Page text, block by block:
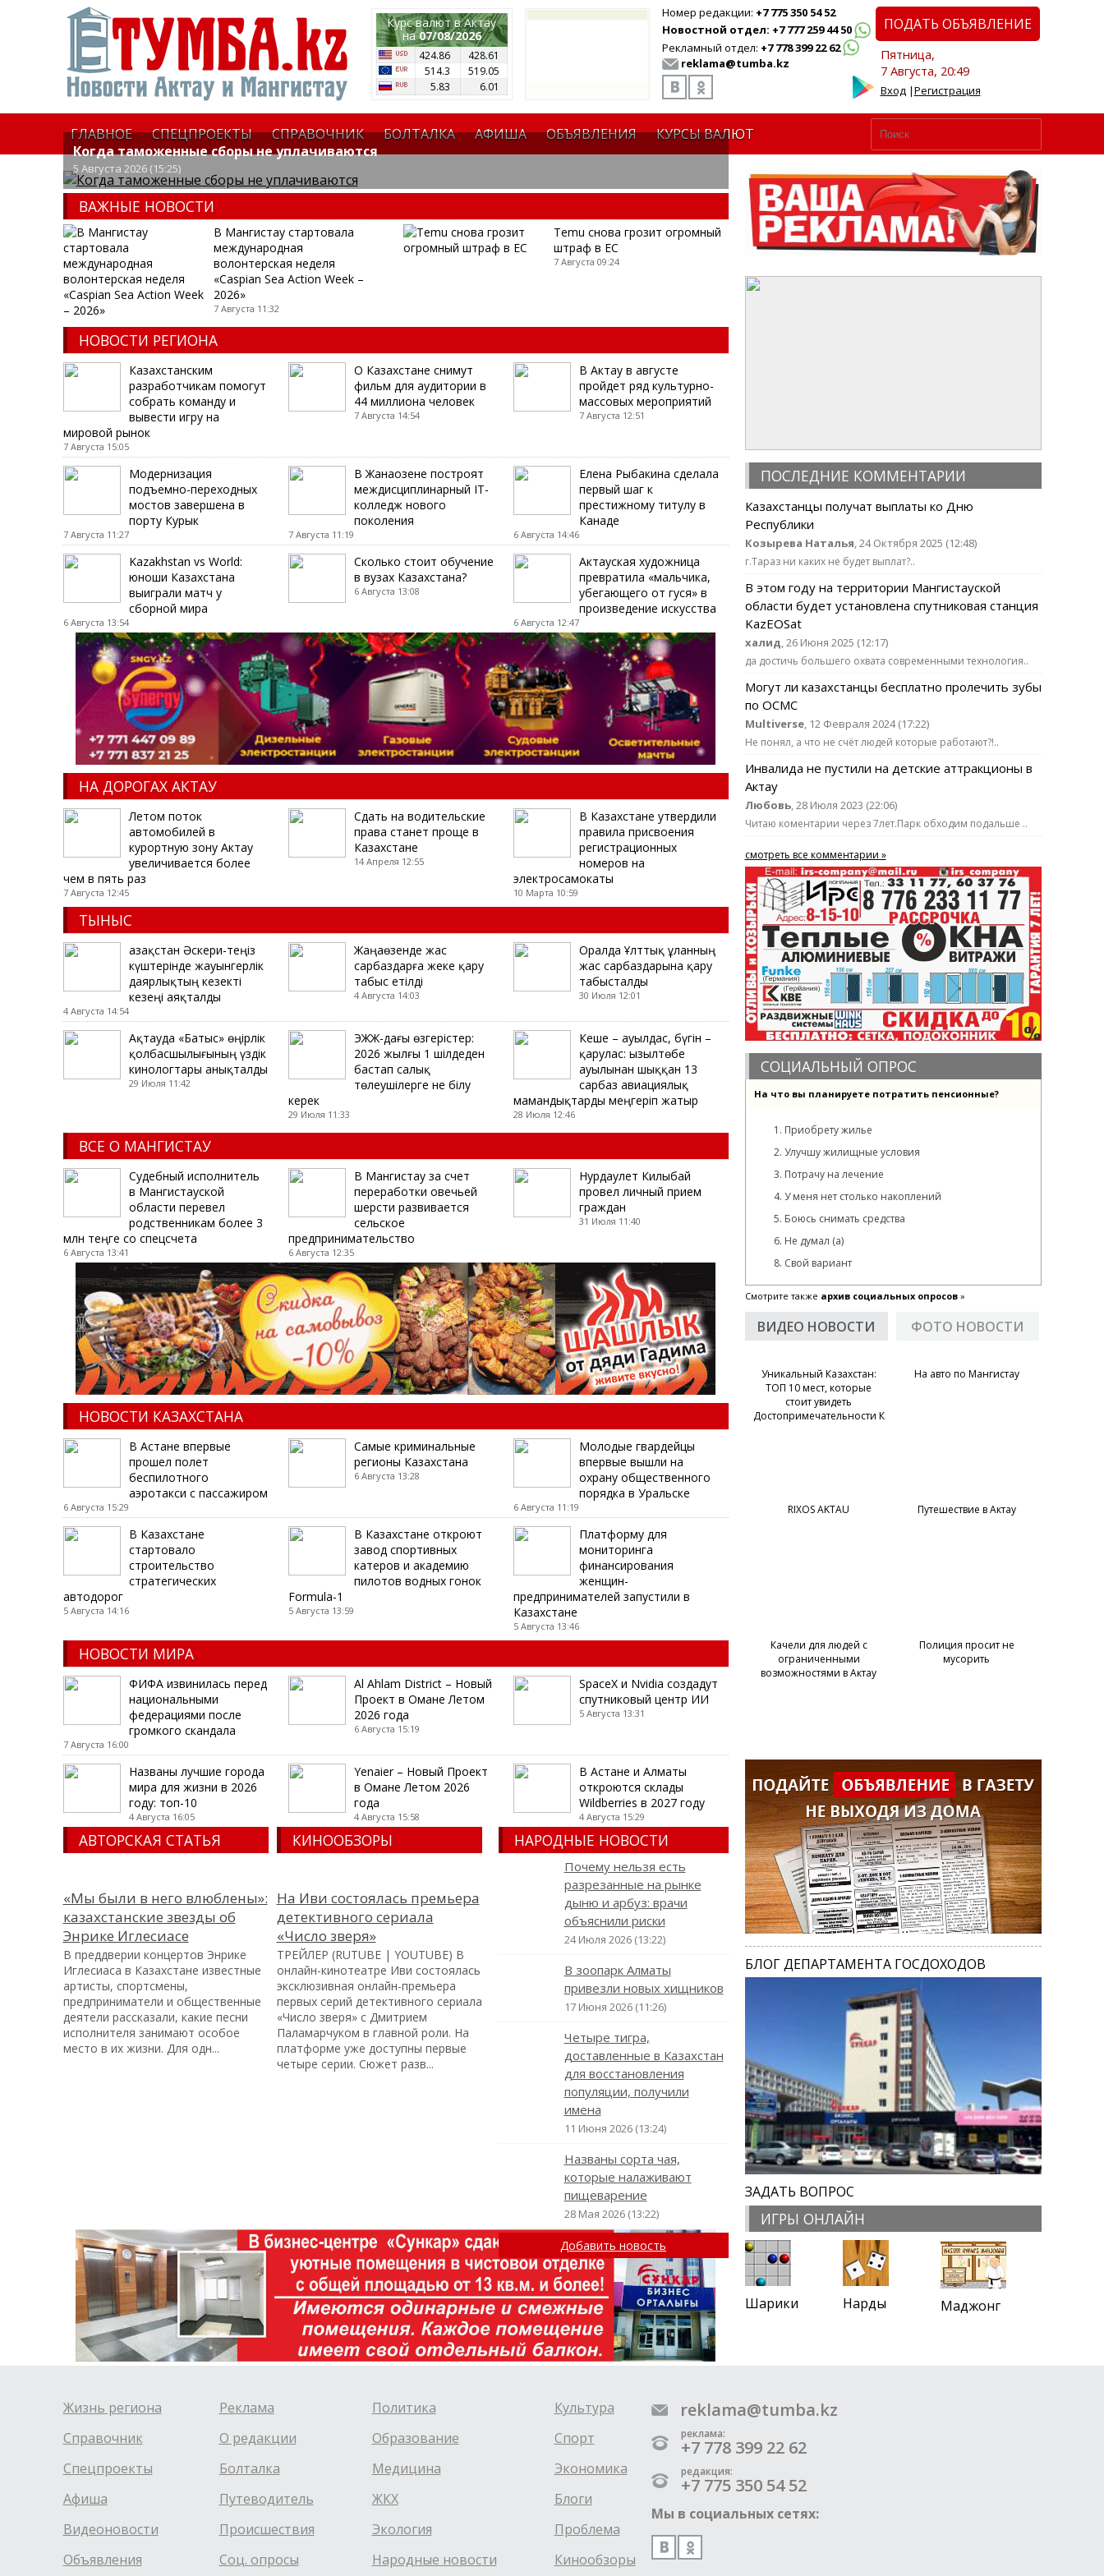
Курс валют в Актау
на07/08/2026
424.86
428.61
514.3
519.05
5.83
6.01
Номер редакции: +7 775 350 54 52
Новостной отдел: +7 777 259 44 50
Рекламный отдел: +7 778 399 22 62
reklama@tumba.kz
ПОДАТЬ ОБЪЯВЛЕНИЕ
Пятница,
7 Августа, 20:49
Вход|Регистрация
ГЛАВНОЕ СПЕЦПРОЕКТЫ СПРАВОЧНИК БОЛТАЛКА АФИША ОБЪЯВЛЕНИЯ
КУРСЫ ВАЛЮТ
Когда таможенные сборы не уплачиваются
5 Августа 2026 (15:25)
ВАЖНЫЕ НОВОСТИ
B Мангистау стартовала
международная
волонтерская неделя
«Caspian Sea Action Week –
2026»
7 Августа 11:32
Temu снова грозит огромный
штраф в ЕС
7 Августа 09:24
НОВОСТИ РЕГИОНА
Казахстанским
разработчикам помогут
собрать команду и
вывести игру на
мировой рынок
7 Августа 15:05
О Казахстане снимут
фильм для аудитории в
44 миллиона человек
7 Августа 14:54
В Актау в августе
пройдет ряд культурно-
массовых мероприятий
7 Августа 12:51
Модернизация
подъемно-переходных
мостов завершена в
порту Курык
7 Августа 11:27
В Жанаозене построят
междисциплинарный IT-
колледж нового
поколения
7 Августа 11:19
Елена Рыбакина сделала
первый шаг к
престижному титулу в
Канаде
6 Августа 14:46
Kazakhstan vs World:
юноши Казахстана
выиграли матч у
сборной мира
6 Августа 13:54
Cколько стоит обучение
в вузах Казахстана?
6 Августа 13:08
Актауская художница
превратила «мальчика,
убегающего от гуся» в
произведение искусства
6 Августа 12:47
НА ДОРОГАХ АКТАУ
Летом поток
автомобилей в
курортную зону Актау
увеличивается более
чем в пять раз
7 Августа 12:45
Сдать на водительские
права станет проще в
Казахстане
14 Апреля 12:55
В Казахстане утвердили
правила присвоения
регистрационных
номеров на
электросамокаты
10 Марта 10:59
ТЫНЫС
Қазақстан Әскери-теңіз
күштерінде жауынгерлік
даярлықтың кезекті
кезеңі аяқталды
4 Августа 14:54
Жаңаөзенде жас
сарбаздарға жеке қару
табыс етілді
4 Августа 14:03
Оралда Ұлттық ұланның
жас сарбаздарына қару
табысталды
30 Июля 12:01
Ақтауда «Батыс» өңірлік
қолбасшылығының үздік
кинологтары анықталды
29 Июля 11:42
ЭҚЖЖ-дағы өзгерістер:
2026 жылғы 1 шілдеден
бастап салық
төлеушілерге не білу
керек
29 Июля 11:33
Кеше – ауылдас, бүгін –
қарулас: Қызылтөбе
ауылынан шыққан 13
сарбаз авиациялық
мамандықтарды меңгеріп жатыр
28 Июля 12:46
ВСЕ О МАНГИСТАУ
Судебный исполнитель
в Мангистауской
области перевел
родственникам более 3
млн теңге со спецсчета
6 Августа 13:41
В Мангистау за счет
переработки овечьей
шерсти развивается
сельское
предпринимательство
6 Августа 12:35
Нурдаулет Килыбай
провел личный прием
граждан
31 Июля 11:40
НОВОСТИ КАЗАХСТАНА
В Астане впервые
прошел полет
беспилотного
аэротакси с пассажиром
6 Августа 15:29
Cамые криминальные
регионы Казахстана
6 Августа 13:28
Молодые гвардейцы
впервые вышли на
охрану общественного
порядка в Уральске
6 Августа 11:19
В Казахстане
стартовало
строительство
стратегических
автодорог
5 Августа 14:16
В Казахстане откроют
завод спортивных
катеров и академию
пилотов водных гонок
Formula-1
5 Августа 13:59
Платформу для
мониторинга
финансирования
женщин-
предпринимателей запустили в
Казахстане
5 Августа 13:46
НОВОСТИ МИРА
ФИФА извинилась перед
национальными
федерациями после
громкого скандала
7 Августа 16:00
Al Ahlam District – Новый
Проект в Омане Летом
2026 года
6 Августа 15:19
SpaceX и Nvidia создадут
спутниковый центр ИИ
5 Августа 13:31
Названы лучшие города
мира для жизни в 2026
году: топ-10
4 Августа 16:05
Yenaier – Новый Проект
в Омане Летом 2026
года
4 Августа 15:58
В Астане и Алматы
откроются склады
Wildberries в 2027 году
4 Августа 15:29
АВТОРСКАЯ СТАТЬЯ
«Мы были в него влюблены»:
казахстанские звезды об
Энрике Иглесиасе
В преддверии концертов Энрике
Иглесиаса в Казахстане известные
артисты, спортсмены,
предприниматели и общественные
деятели рассказали, какие песни
исполнителя занимают особое
место в их жизни. Для одн...
КИНООБЗОРЫ
На Иви состоялась премьера
детективного сериала
«Число зверя»
ТРЕЙЛЕР (RUTUBE | YOUTUBE) В
онлайн-кинотеатре Иви состоялась
эксклюзивная онлайн-премьера
первых серий детективного сериала
«Число зверя» с Дмитрием
Паламарчуком в главной роли. На
платформе уже доступны первые
четыре серии. Сюжет разв...
НАРОДНЫЕ НОВОСТИ
Почему нельзя есть
разрезанные на рынке
дыню и арбуз: врачи
объяснили риски
24 Июля 2026 (13:22)
В зоопарк Алматы
привезли новых хищников
17 Июня 2026 (11:26)
Четыре тигра,
доставленные в Казахстан
для восстановления
популяции, получили
имена
11 Июня 2026 (13:24)
Названы сорта чая,
которые налаживают
пищеварение
28 Мая 2026 (13:22)
Добавить новость
ПОСЛЕДНИЕ КОММЕНТАРИИ
Казахстанцы получат выплаты ко Дню
Республики
Козырева Наталья, 24 Октября 2025 (12:48)
г.Тараз ни каких не будет выплат?..
В этом году на территории Мангистауской
области будет установлена спутниковая станция
KazEOSat
халид, 26 Июня 2025 (12:17)
да достичь большего охвата современными технология..
Могут ли казахстанцы бесплатно пролечить зубы
по ОСМС
Multiverse, 12 Февраля 2024 (17:22)
Не понял, а что не счёт людей которые работают?!..
Инвалида не пустили на детские аттракционы в
Актау
Любовь, 28 Июля 2023 (22:06)
Читаю коментарии через 7лет.Парк обходим подальше ..
смотреть все комментарии »
СОЦИАЛЬНЫЙ ОПРОС
На что вы планируете потратить пенсионные?
1. Приобрету жилье
2. Улучшу жилищные условия
3. Потрачу на лечение
4. У меня нет столько накоплений
5. Боюсь снимать средства
6. Не думал (а)
8. Свой вариант
Смотрите также архив социальных опросов»
ВИДЕО НОВОСТИ ФОТО НОВОСТИ
Уникальный Казахстан:
ТОП 10 мест, которые
стоит увидеть
Достопримечательности К
На авто по Мангистау
RIXOS AKTAU Путешествие в Актау
Качели для людей с
ограниченными
возможностями в Актау
Полиция просит не
мусорить
БЛОГ ДЕПАРТАМЕНТА ГОСДОХОДОВ
ЗАДАТЬ ВОПРОС
ИГРЫ ОНЛАЙН
Шарики Нарды Маджонг
Жизнь региона
Справочник
Спецпроекты
Афиша
Видеоновости
Объявления
Реклама
О редакции
Болталка
Путеводитель
Происшествия
Соц. опросы
Политика
Образование
Медицина
ЖКХ
Экология
Народные новости
Культура
Спорт
Экономика
Блоги
Проблема
Кинообзоры
reklama@tumba.kz
реклама:
+7 778 399 22 62
редакция:
+7 775 350 54 52
Мы в социальных сетях: